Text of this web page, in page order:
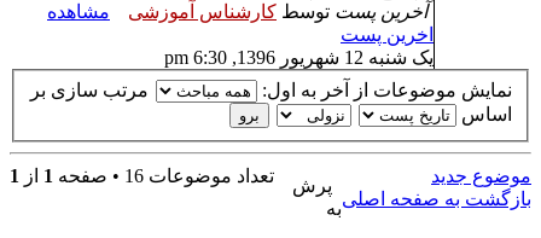
آخرین پست توسط کارشناس آموزشی
مشاهده
اخرین پست
یک شنبه 12 شهریور 1396, 6:30 pm
نمایش موضوعات از آخر به اول:
مرتب سازی بر
اساس
موضوع جدید تعداد موضوعات 16 • صفحه 1 از 1
بازگشت به صفحه اصلی
پرش
به